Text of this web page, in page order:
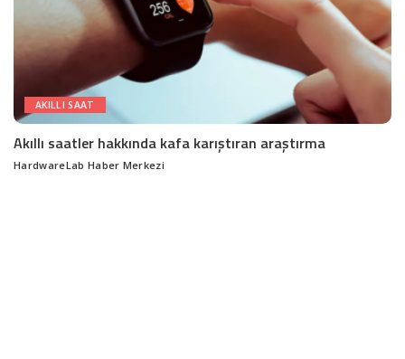
AKILLI SAAT
Akıllı saatler hakkında kafa karıştıran araştırma
Posted
HardwareLab Haber Merkezi